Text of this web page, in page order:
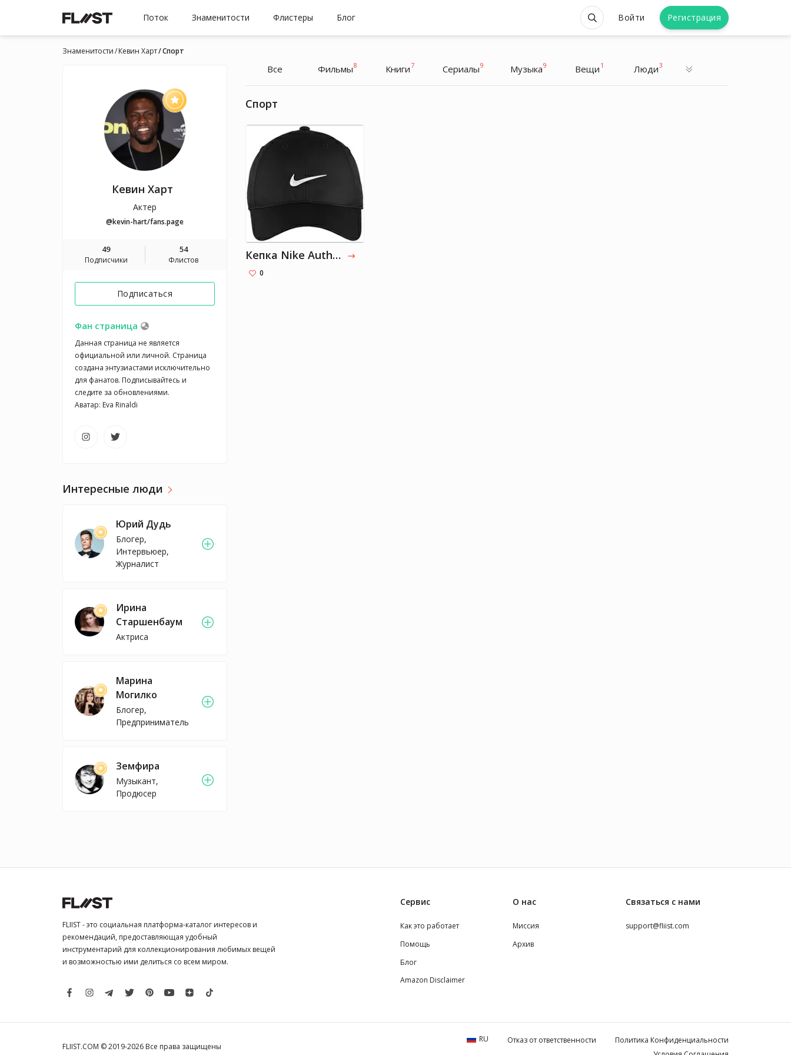
Поток Знаменитости Флистеры Блог Войти Регистрация
Знаменитости Кевин Харт Спорт
Кевин Харт
Актер
@kevin-hart/fans.page
49
Подписчики
54
Флистов
Подписаться
Фан страница
Данная страница не является
официальной или личной. Страница
создана энтузиастами исключительно
для фанатов. Подписывайтесь и
следите за обновлениями.
Аватар: Eva Rinaldi
Интересные люди
Юрий Дудь
Блогер,
Интервьюер,
Журналист
Ирина
Старшенбаум
Актриса
Марина
Могилко
Блогер,
Предприниматель
Земфира
Музыкант,
Продюсер
Все Фильмы8 Книги7 Cериалы9 Музыка9 Вещи 1 Люди3
Спорт
Кепка Nike Authentic Dri-FIT
Актер
0
FLIIST - это социальная платформа-каталог интересов и
рекомендаций, предоставляющая удобный
инструментарий для коллекционирования любимых вещей
и возможностью ими делиться со всем миром.
Сервис
Как это работает
Помощь
Блог
Amazon Disclaimer
О нас
Миссия
Архив
Связаться с нами
support@fliist.com
FLIIST.COM © 2019-2026 Все права защищены
RU Отказ от ответственности
Политика Конфиденциальности